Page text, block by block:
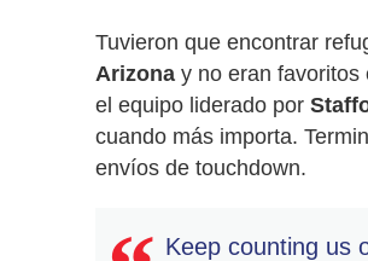
Tuvieron que encontrar
Arizona y no eran favoritos
el equipo liderado por
cuando más importa.
envíos de touchdown.
Keep counting us